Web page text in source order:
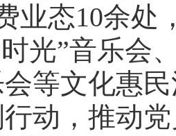
业态10余处
光”音乐会
等文化惠
行动，推动